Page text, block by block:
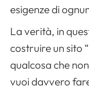
esigenze di
La verità, in
costruire un sito
qualcosa che
vuoi davvero